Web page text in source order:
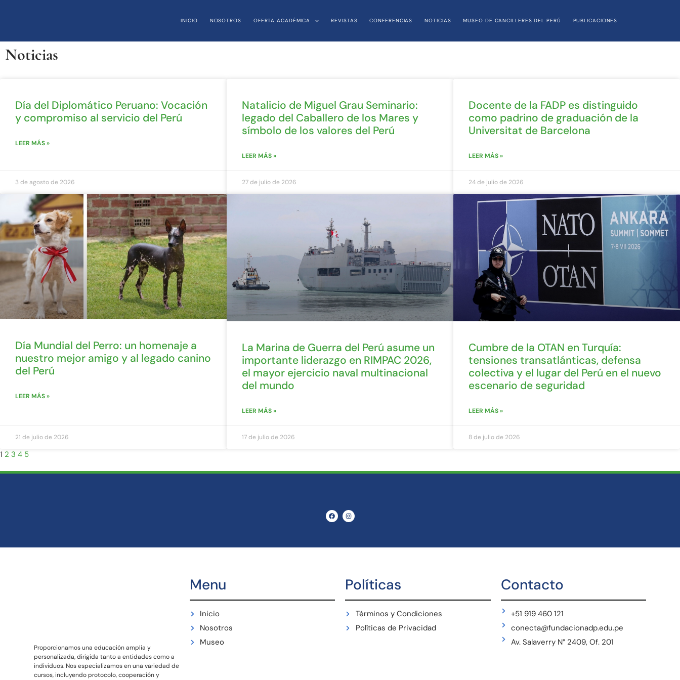
INICIO NOSOTROS OFERTA ACADÉMICA REVISTAS CONFERENCIAS NOTICIAS MUSEO DE CANCILLERES DEL PERÚ PUBLICACIONES
Noticias
Día del Diplomático Peruano: Vocación
y compromiso al servicio del Perú
LEER MÁS »
3 de agosto de 2026
Natalicio de Miguel Grau Seminario:
legado del Caballero de los Mares y
símbolo de los valores del Perú
LEER MÁS »
27 de julio de 2026
Docente de la FADP es distinguido
como padrino de graduación de la
Universitat de Barcelona
LEER MÁS »
24 de julio de 2026
Día Mundial del Perro: un homenaje a
nuestro mejor amigo y al legado canino
del Perú
LEER MÁS »
21 de julio de 2026
La Marina de Guerra del Perú asume un
importante liderazgo en RIMPAC 2026,
el mayor ejercicio naval multinacional
del mundo
LEER MÁS »
17 de julio de 2026
Cumbre de la OTAN en Turquía:
tensiones transatlánticas, defensa
colectiva y el lugar del Perú en el nuevo
escenario de seguridad
LEER MÁS »
8 de julio de 2026
1 2 3 4 5
Proporcionamos una educación amplia y
personalizada, dirigida tanto a entidades como a
individuos. Nos especializamos en una variedad de
cursos, incluyendo protocolo, cooperación y
Menu
Inicio
Nosotros
Museo
Políticas
Términos y Condiciones
Políticas de Privacidad
Contacto
+51 919 460 121
conecta@fundacionadp.edu.pe
Av. Salaverry N° 2409, Of. 201